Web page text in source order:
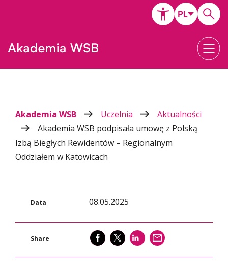
Akademia WSB Uczelnia
Aktualności
Akademia WSB podpisała umowę z Polską
Izbą Biegłych Rewidentów – Regionalnym
Oddziałem w Katowicach
Data 08.05.2025
Share SHARE SHARE SHARE